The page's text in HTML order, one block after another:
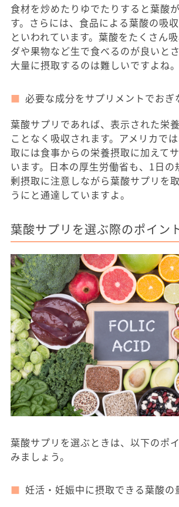
食材を炒めたりゆでたりすると葉酸
す。さらには、食品による葉酸の吸
といわれています。葉酸をたくさん
ダや果物など生で食べるのが良いと
大量に摂取するのは難しいですよね。
必要な成分をサプリメントでおぎ
葉酸サプリであれば、表示された栄
ことなく吸収されます。アメリカで
取には食事からの栄養摂取に加えて
います。日本の厚生労働省も、1日の
剰摂取に注意しながら葉酸サプリを
うにと通達していますよ。
葉酸サプリを選ぶ際のポイン
葉酸サプリを選ぶときは、以下のポ
みましょう。
妊活・妊娠中に摂取できる葉酸の